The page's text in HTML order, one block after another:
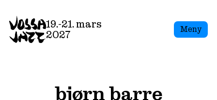
to
content
19.-21. mars
2027
Meny
bjørn barre